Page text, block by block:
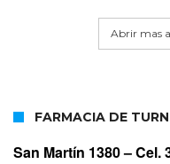
Abrir mas
FARMACIA DE
San Martín 1380 –Cel.